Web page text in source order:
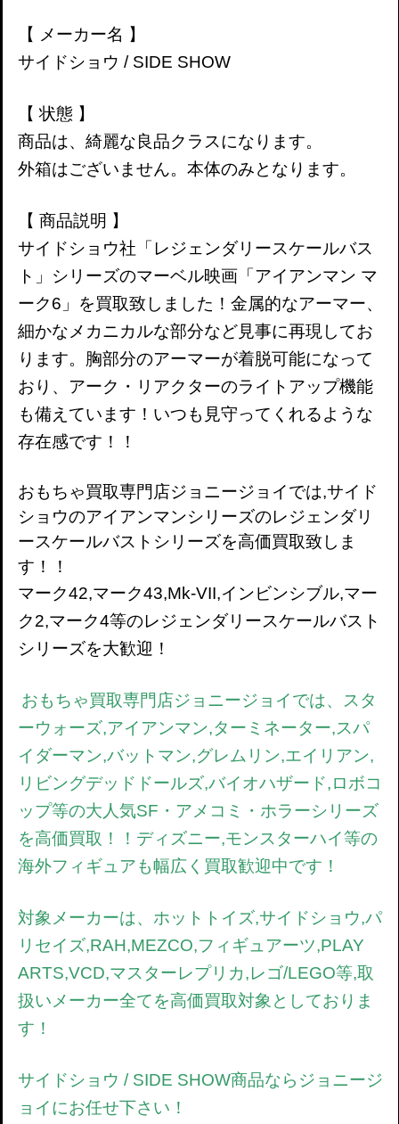
【 メーカー名 】
サイドショウ / SIDE SHOW
【 状態 】
商品は、綺麗な良品クラスになります。
外箱はございません。本体のみとなります。
【 商品説明 】
サイドショウ社「レジェンダリースケールバス
ト」シリーズのマーベル映画「アイアンマン マ
ーク6」を買取致しました！金属的なアーマー、
細かなメカニカルな部分など見事に再現してお
ります。胸部分のアーマーが着脱可能になって
おり、アーク・リアクターのライトアップ機能
も備えています！いつも見守ってくれるような
存在感です！！
おもちゃ買取専門店ジョニージョイでは,サイド
ショウのアイアンマンシリーズのレジェンダリ
ースケールバストシリーズを高価買取致しま
す！！
マーク42,マーク43,Mk-VII,インビンシブル,マー
ク2,マーク4等のレジェンダリースケールバスト
シリーズを大歓迎！
おもちゃ買取専門店ジョニージョイでは、
スタ
ーウォーズ,アイアンマン,ターミネーター,スパ
イダーマン,バットマン,グレムリン,エイリアン,
リビングデッドドールズ,バイオハザード,ロボコ
ップ等の大人気SF・アメコミ・ホラーシリーズ
を高価買取！！ディズニー,モンスターハイ等の
海外フィギュアも幅広く買取歓迎中です！
対象メーカーは、ホットトイズ,サイドショウ,パ
リセイズ,RAH,MEZCO,フィギュアーツ,PLAY
ARTS,VCD,マスターレプリカ,レゴ/LEGO等,取
扱いメーカー全てを高価買取対象としておりま
す！
サイドショウ / SIDE SHOW商品ならジョニージ
ョイにお任せ下さい！